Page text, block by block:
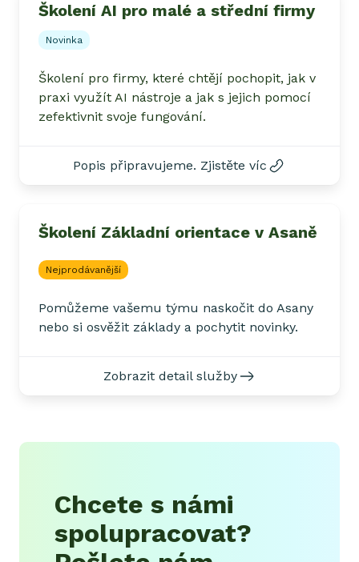
Školení AI pro malé a střední firmy
Novinka
Školení pro firmy, které chtějí pochopit, jak v
praxi využít AI nástroje a jak s jejich pomocí
zefektivnit svoje fungování.
Popis připravujeme. Zjistěte víc
Školení Základní orientace v Asaně
Nejprodávanější
Pomůžeme vašemu týmu naskočit do Asany
nebo si osvěžit základy a pochytit novinky.
Zobrazit detail služby
Chcete s námi
spolupracovat?